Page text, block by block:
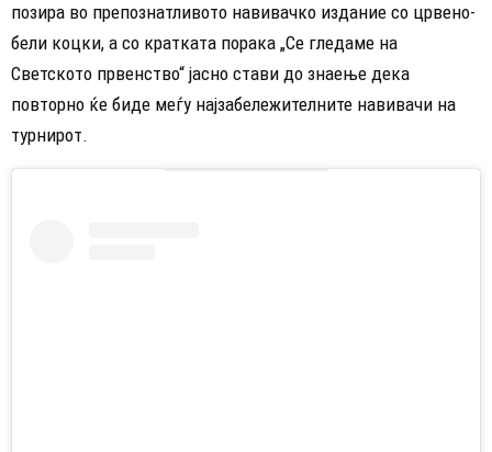
позира во препознатливото навивачко издание со црвено-
бели коцки, а со кратката порака „Се гледаме на
Светското првенство“ јасно стави до знаење дека
повторно ќе биде меѓу најзабележителните навивачи на
турнирот.